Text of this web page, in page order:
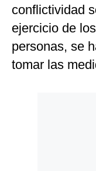
conflictividad
ejercicio de
personas, se
tomar las